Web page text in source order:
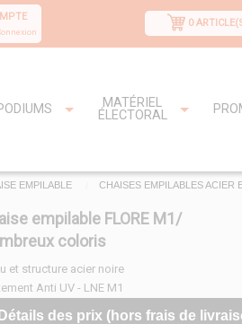
0
MATÉRIEL
ÉLECTORAL
EMPILABLE CHAISES EMPILABLES ACIER
empilable FLORE M1/
coloris
et structure acier noire
Anti UV - LNE M1
Détails des prix (hors frais de